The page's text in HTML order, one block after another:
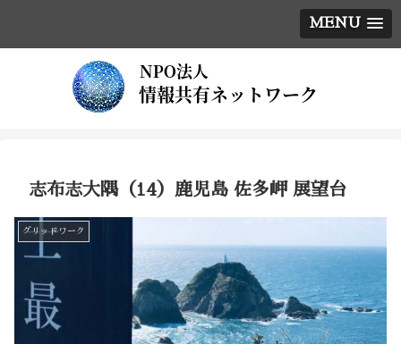
MENU
志布志大隅（14）鹿児島 佐多岬 展望台
グリッドワーク